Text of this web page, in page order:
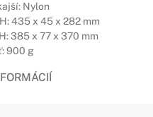
Nylon
435 x 45 x 282 mm
385 x 77 x 370 mm
900 g